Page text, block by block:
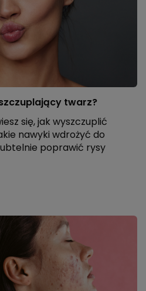
twarz?
się, jak wyszczuplić
nawyki wdrożyć do
poprawić rysy